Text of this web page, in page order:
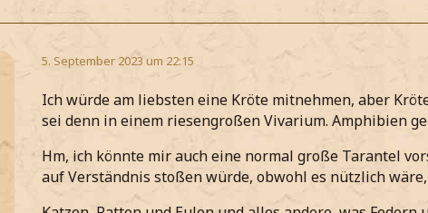
5. September 2023 um 22:15
Ich würde am liebsten eine Kröte mitnehmen, aber
sei denn in einem riesengroßen Vivarium. Amphibien
Hm, ich könnte mir auch eine normal große Tarantel
auf Verständnis stoßen würde, obwohl es nützlich